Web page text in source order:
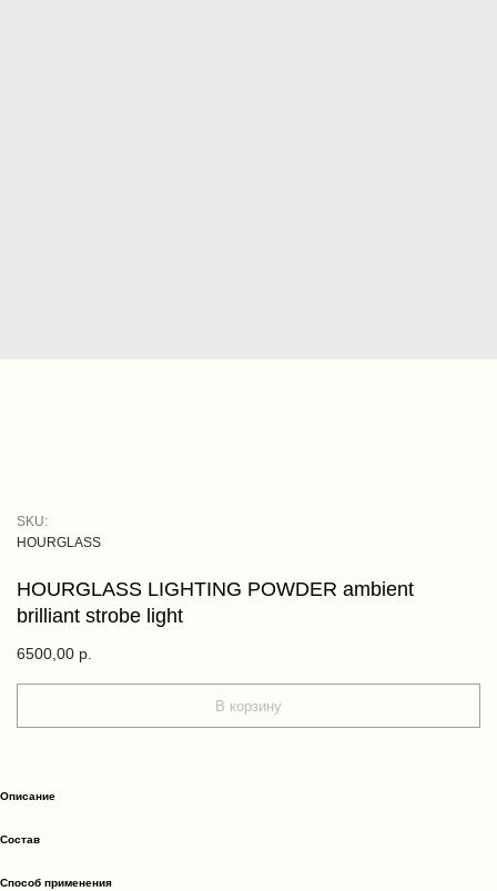
HOURGLASS LIGHTING POWDER ambient
brilliant strobe light
HOURGLASS
SKU:
6500,00 р.
В корзину
Описание
Cостав
Способ применения